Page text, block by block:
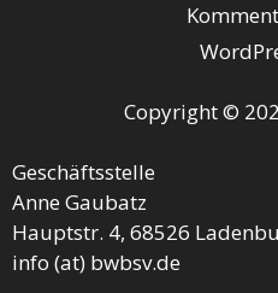
Copyright ©
Geschäftsstelle
Anne Gaubatz
Hauptstr. 4, 68526
info (at) bwbsv.de